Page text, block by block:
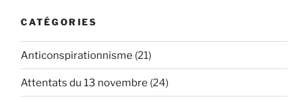
Cheikhoun
et
revirement
CATÉGORIES
Anticonspirationnisme (21)
Attentats du 13 novembre (24)